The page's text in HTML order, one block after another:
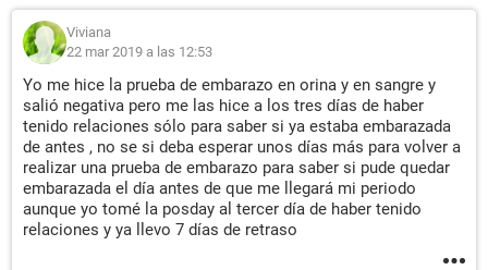
Viviana
22 mar 2019 a las 12:53
Yo me hice la prueba de embarazo en orina y en sangre y
salió negativa pero me las hice a los tres días de haber
tenido relaciones sólo para saber si ya estaba embarazada
de antes , no se si deba esperar unos días más para volver a
realizar una prueba de embarazo para saber si pude quedar
embarazada el día antes de que me llegará mi periodo
aunque yo tomé la posday al tercer día de haber tenido
relaciones y ya llevo 7 días de retraso